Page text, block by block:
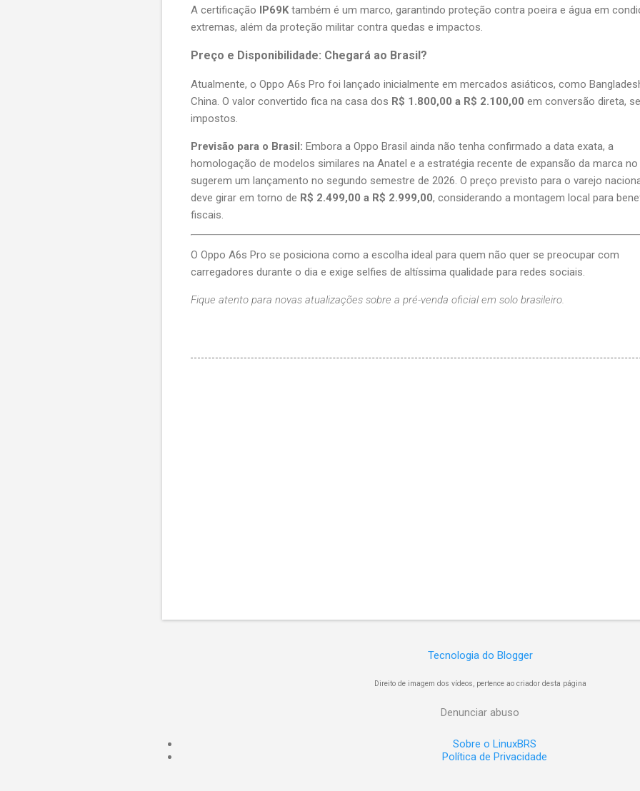
A certificação IP69Ktambém é um marco, garantindo proteção contra poeira e água em
extremas, além da proteção militar contra quedas e impactos.
Preço e Disponibilidade: Chegará ao Brasil?
Atualmente, o Oppo A6s Pro foi lançado inicialmente em mercados asiáticos, como
China. O valor convertido fica na casa dos R$ 1.800,00 a R$ 2.100,00 em conversão direta,
impostos.
Previsão para o Brasil: Embora a Oppo Brasil ainda não tenha confirmado a data exata, a
homologação de modelos similares na Anatel e a estratégia recente de expansão da marca no
sugerem um lançamento no segundo semestre de 2026. O preço previsto para o varejo
deve girar em torno de R$ 2.499,00 a R$ 2.999,00, considerando a montagem local para
fiscais.
O Oppo A6s Pro se posiciona como a escolha ideal para quem não quer se preocupar com
carregadores durante o dia e exige selfies de altíssima qualidade para redes sociais.
Fique atento para novas atualizações sobre a pré-venda oficial em solo brasileiro.
Tecnologia do Blogger
Direito de imagem dos vídeos, pertence ao criador desta página
Denunciar abuso
Sobre o LinuxBRS
Política de Privacidade